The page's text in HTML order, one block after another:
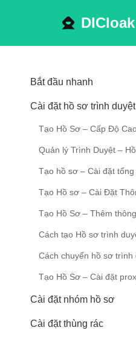
Bắt đầu nhanh
Cài đặt hồ sơ trình duyệt
Tạo Hồ Sơ – Cấp Độ
Quản lý Trình Duyệt –
Tạo hồ sơ – Cài đặt tổng
Cách tạo Hồ sơ trình
Cách chuyển hồ sơ trình
Tạo Hồ Sơ – Cài đặt
Cài đặt nhóm hồ sơ
Cài đặt thùng rác